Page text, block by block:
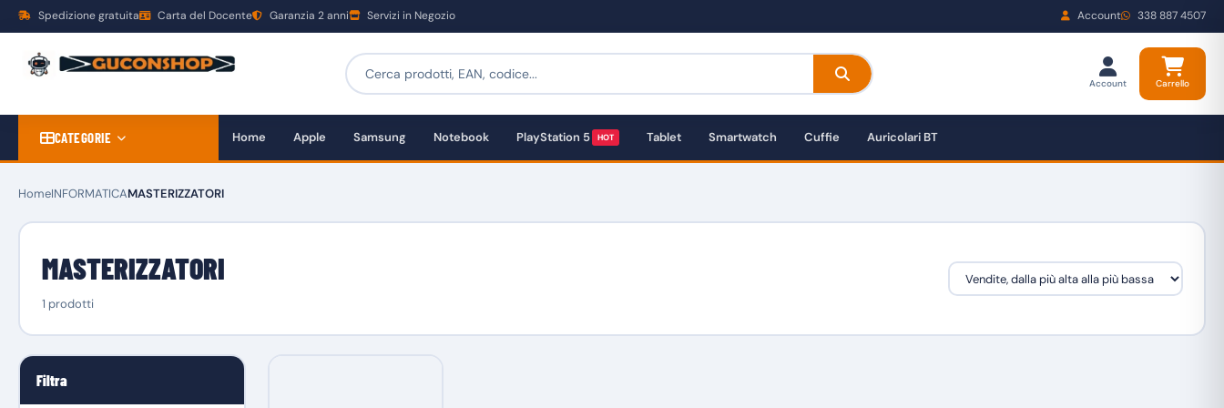
Spedizione gratuita Carta del Docente Garanzia 2 anni Servizi in Negozio Account 338 887 4507
Account Carrello
CATEGORIE Home Apple Samsung Notebook PlayStation 5 HOT Tablet Smartwatch Cuffie Auricolari BT
HomeINFORMATICAMASTERIZZATORI
MASTERIZZATORI
1 prodotti
Filtra